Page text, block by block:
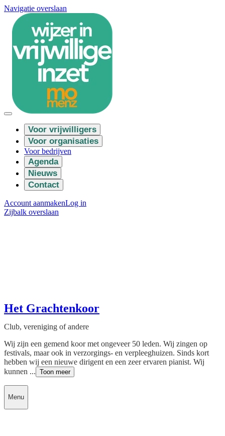
Navigatie overslaan
Voor vrijwilligers
Voor organisaties
Voor bedrijven
Agenda
Nieuws
Contact
Account aanmakenLog in
Zijbalk overslaan
Het Grachtenkoor
Club, vereniging of andere
Wij zijn een gemend koor met ongeveer 50 leden. Wij zingen op
festivals, maar ook in verzorgings- en verpleeghuizen. Sinds kort
hebben wij een nieuwe dirigent en een zeer ervaren pianist. Wij
kunnen ... Toon meer
Menu